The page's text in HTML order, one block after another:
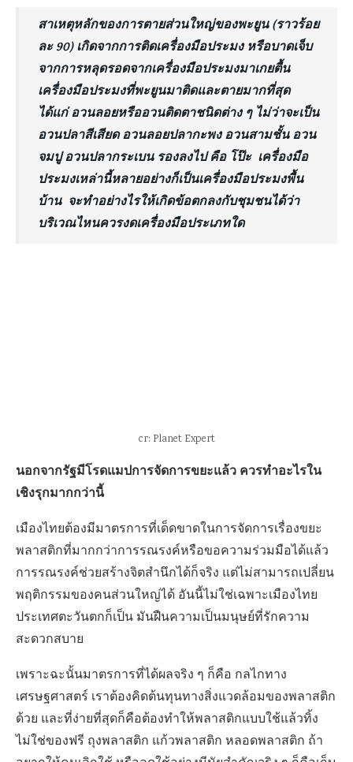
สาเหตุหลักของการตายส่วนใหญ่ของพะยูน (ราวร้อย
ละ 90) เกิดจากการติดเครื่องมือประมง หรือบาดเจ็บ
จากการหลุดรอดจากเครื่องมือประมงมาเกยตื้น
เครื่องมือประมงที่พะยูนมาติดและตายมากที่สุด
ได้แก่ อวนลอยหรืออวนติดตาชนิดต่าง ๆ ไม่ว่าจะเป็น
อวนปลาสีเสียด อวนลอยปลากะพง อวนสามชั้น อวน
จมปู อวนปลากระเบน รองลงไป คือ โป๊ะ เครื่องมือ
ประมงเหล่านี้หลายอย่างก็เป็นเครื่องมือประมงพื้น
บ้าน จะทำอย่างไรให้เกิดข้อตกลงกับชุมชนได้ว่า
บริเวณไหนควรงดเครื่องมือประเภทใด
การรณรงค์ช่วยสร้างจิตสำนึกได้ก็จริง แต่ไม่สามารถเปลี่ยน
ประเทศตะวันตกก็เป็น มันฝืนความเป็นมนุษย์ที่รักความ
สะดวกสบาย
เพราะฉะนั้นมาตรการที่ได้ผลจริง ๆ ก็คือ กลไกทาง
เศรษฐศาสตร์ เราต้องคิดต้นทุนทางสิ่งแวดล้อมของพลาสติก
ด้วย และที่ง่ายที่สุดก็คือต้องทำให้พลาสติกแบบใช้แล้วทิ้ง
ไม่ใช่ของฟรี ถุงพลาสติก แก้วพลาสติก หลอดพลาสติก ถ้า
อยากให้คนเลิกใช้ หรือลดใช้อย่างมีนัยสำคัญจริง ๆ ก็คือเก็บ
เงิน ตัวเลขที่ทางจุฬาฯ ทดลองเก็บคือถุงละ 2 บาท ซึ่งส่วนตัว
ก็คิดว่าเป็นราคาที่เหมาะสม เมื่อพลาสติกพวกนี้ไม่ใช่ของฟรี
คนก็จะใช้เท่าที่จำเป็น เพราะฉะนั้นถึงเวลาเก็บเงินค่าถุง
พลาสติกและพลาสติกแบบใช้แล้วทิ้งอื่น ๆ ได้แล้ว เพราะเป็น
มาตรการที่พิสูจน์แล้วว่าได้ผลจริง ๆ ลดขยะพลาสติกไปได้
กว่าครึ่งแน่นอน